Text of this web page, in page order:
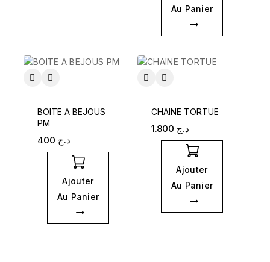
Au Panier
BOITE A BEJOUS
PM
د.ج
Ajouter
Au Panier
CHAINE TORTUE
د.ج
Ajouter
Au Panier